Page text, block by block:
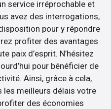
service irréprochable et
avez des interrogations,
pour y répondre
profiter des avantages
paix d’esprit. N’hésitez
pour bénéficier de
Ainsi, grâce à cela,
les meilleurs délais votre
des économies